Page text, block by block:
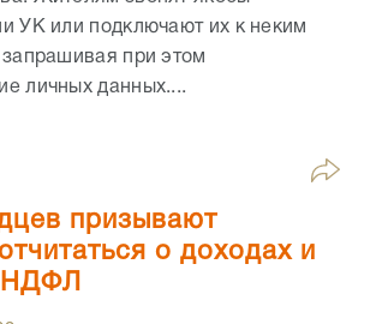
УК или подключают их к неким
при этом
личных данных....
призывают
о доходах и
НДФЛ